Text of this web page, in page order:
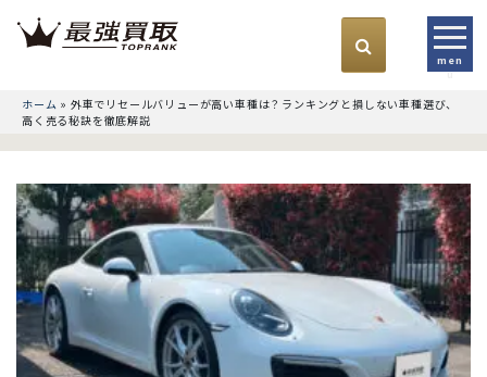
men
u
ホーム » 外車でリセールバリューが高い車種は？ランキングと損しない車種選び、
高く売る秘訣を徹底解説